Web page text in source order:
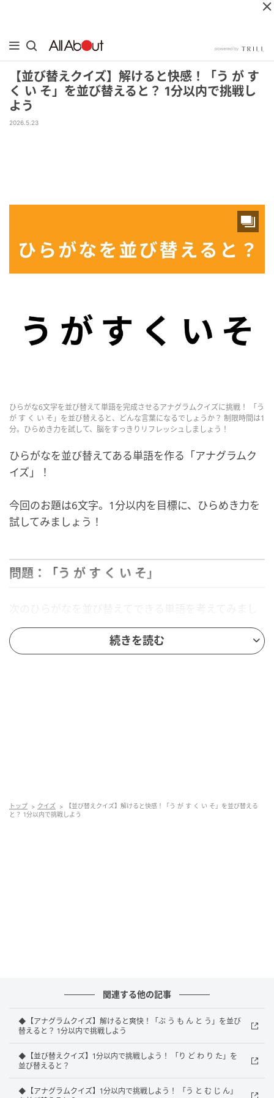
【並び替えクイズ】解けると快感！「う が す
く い そ」を並び替えると？ 1分以内で挑戦し
よう
2026.5.23
ひらがな6文字を並び替えて単語を完成させるアナグラムクイズに挑戦！ 「う
が す く い そ」を並び替えると、どんな言葉になるでしょうか？ 制限時間は1
分。ひらめき力を試して、脳をすっきりリフレッシュしましょう！
ひらがなを並び替えてある単語を作る「アナグラムク
イズ」！
今回のお題は6文字。1分以内を目標に、ひらめき力を
試してみましょう！
問題：「う が す く い そ」
ょう。
う が す く い そ
↓
「吹奏楽」とは、管楽器や打楽器を中心に編成された
音楽のこと。学校の部活動でもおなじみで、ブラスバ
ンドの華やかな演奏は聴く人の心を躍らせてくれます
ね。最後の「がく」から考えると糸口がつかみやすか
ったかもしれません。
正しく並び替えることで実在する単語になりました
続きを読む
トップ クイズ
【並び替えクイズ】解けると快感！「う が す く い そ」を並び替える
と？ 1分以内で挑戦しよう
関連する他の記事
◆【アナグラムクイズ】解けると爽快！「ぶ う も ん と う」を並び
替えると？ 1分以内で挑戦しよう
◆【並び替えクイズ】1分以内で挑戦しよう！ 「り ど わ り た」を
並び替えると？
◆【アナグラムクイズ】1分以内で挑戦しよう！ 「う と む じ ん」